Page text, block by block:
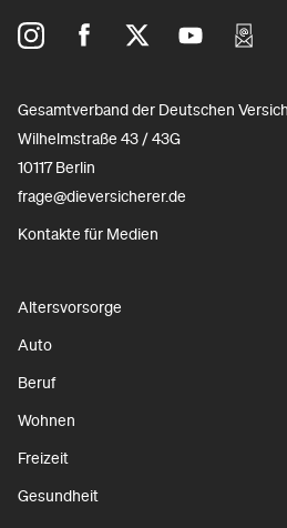
Gesamtverband der Deutschen
Wilhelmstraße 43 / 43G
10117 Berlin
frage@dieversicherer.de
Kontakte für Medien
Altersvorsorge
Auto
Beruf
Wohnen
Freizeit
Gesundheit